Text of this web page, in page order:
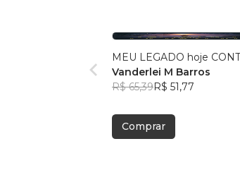
MEU LEGADO hoje
Vanderlei M Barros
R$ 65,39R$ 51,77
Comprar